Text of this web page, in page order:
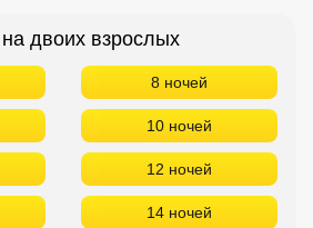
двоих взрослых
8 ночей
10 ночей
12 ночей
14 ночей